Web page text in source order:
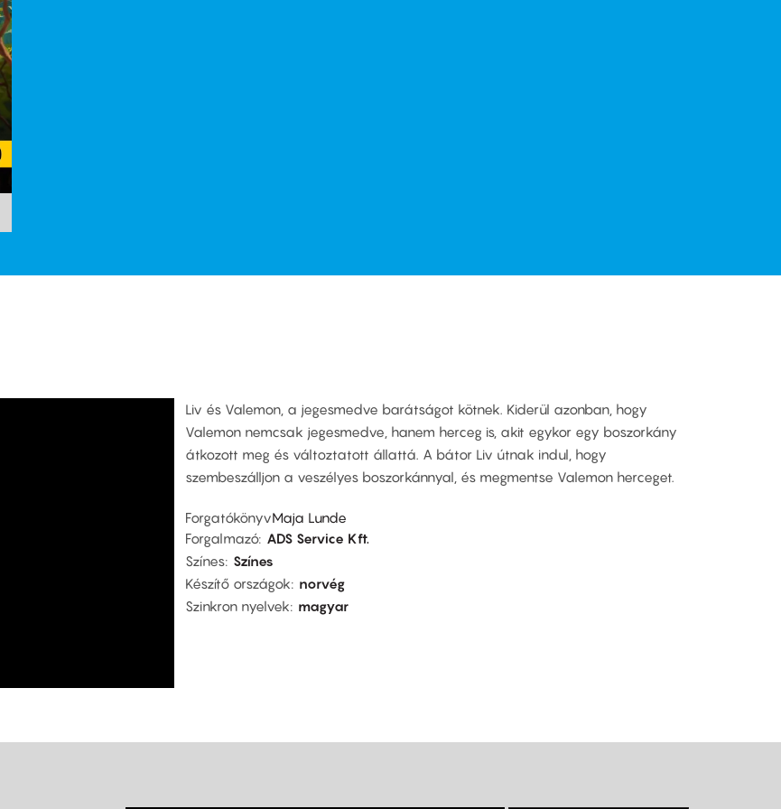
Liv és Valemon, a jegesmedve barátságot kötnek. Kiderül azonban, hogy
Valemon nemcsak jegesmedve, hanem herceg is, akit egykor egy boszorkány
átkozott meg és változtatott állattá. A bátor Liv útnak indul, hogy
szembeszálljon a veszélyes boszorkánnyal, és megmentse Valemon herceget.
ForgatókönyvMaja Lunde
Forgalmazó ADS Service Kft.
Színes Színes
Készítő országok
norvég
Szinkron nyelvek
magyar